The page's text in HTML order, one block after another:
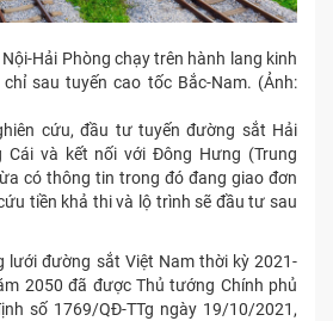
Hải Phòng chạy trên hành lang kinh
sau tuyến cao tốc Bắc-Nam. (Ảnh:
cứu, đầu tư tuyến đường sắt Hải
Cái và kết nối với Đông Hưng (Trung
có thông tin trong đó đang giao đơn
tiền khả thi và lộ trình sẽ đầu tư sau
lưới đường sắt Việt Nam thời kỳ 2021-
2050 đã được Thủ tướng Chính phủ
số 1769/QĐ-TTg ngày 19/10/2021,